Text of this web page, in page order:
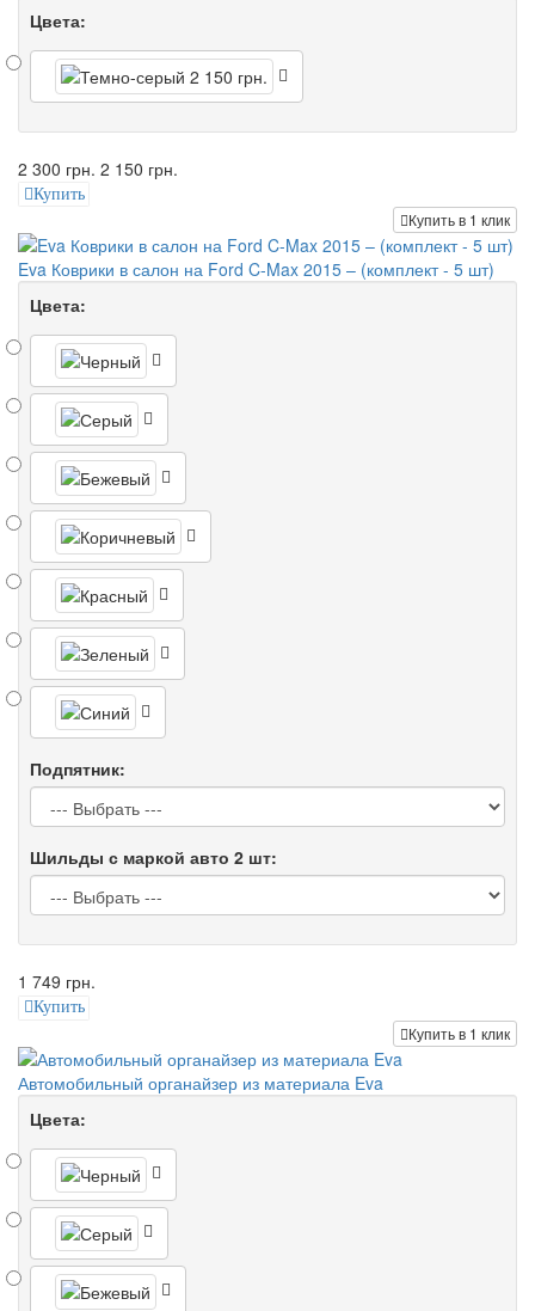
Цвета:
2 300 грн. 2 150 грн.
Купить
Купить в 1 клик
Eva Коврики в салон на Ford C-Max 2015 – (комплект - 5 шт)
Цвета:
Подпятник:
Шильды с маркой авто 2 шт:
1 749 грн.
Купить
Купить в 1 клик
Автомобильный органайзер из материала Eva
Цвета: